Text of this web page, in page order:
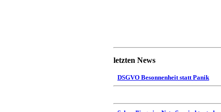
letzten News
DSGVO Besonnenheit statt Panik